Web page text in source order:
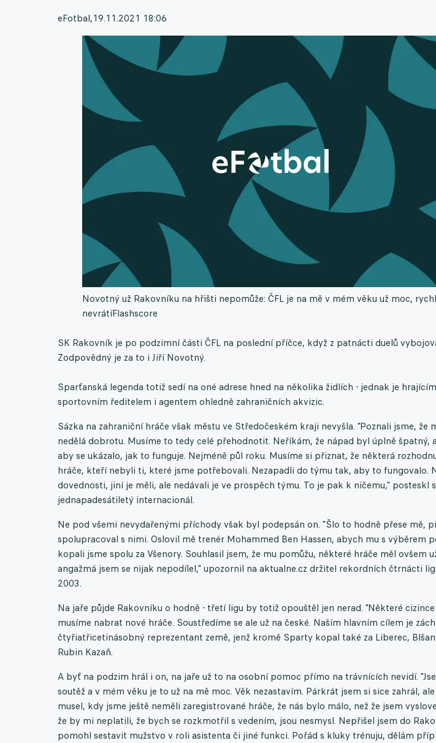
eFotbal,19.11.2021 18:06
Novotný už Rakovníku na hřišti nepomůže: ČFL je na mě v mém věku už moc,
nevrátíFlashscore
SK Rakovník je po podzimní části ČFL na poslední příčce, když z patnácti duelů
Zodpovědný je za to i Jiří Novotný.
Sparťanská legenda totiž sedí na oné adrese hned na několika židlích - jednak je
sportovním ředitelem i agentem ohledně zahraničních akvizic.
Sázka na zahraniční hráče však městu ve Středočeském kraji nevyšla. "Poznali jsme, že
nedělá dobrotu. Musíme to tedy celé přehodnotit. Neříkám, že nápad byl úplně špatný,
aby se ukázalo, jak to funguje. Nejméně půl roku. Musíme si přiznat, že některá
hráče, kteří nebyli ti, které jsme potřebovali. Nezapadli do týmu tak, aby to fungovalo.
dovednosti, jiní je měli, ale nedávali je ve prospěch týmu. To je pak k ničemu," posteskl
jednapadesátiletý internacionál.
Ne pod všemi nevydařenými příchody však byl podepsán on. "Šlo to hodně přese mě,
spolupracoval s nimi. Oslovil mě trenér Mohammed Ben Hassen, abych mu s výběrem
kopali jsme spolu za Všenory. Souhlasil jsem, že mu pomůžu, některé hráče měl ovšem
angažmá jsem se nijak nepodílel," upozornil na aktualne.cz držitel rekordních čtrnácti
2003.
Na jaře půjde Rakovníku o hodně - třetí ligu by totiž opouštěl jen nerad. "Některé
musíme nabrat nové hráče. Soustředíme se ale už na české. Naším hlavním cílem je
čtyřiatřicetinásobný reprezentant země, jenž kromě Sparty kopal také za Liberec,
Rubin Kazaň.
A byť na podzim hrál i on, na jaře už to na osobní pomoc přímo na trávnících nevidí.
soutěž a v mém věku je to už na mě moc. Věk nezastavím. Párkrát jsem si sice zahrál,
musel, kdy jsme ještě neměli zaregistrované hráče, že nás bylo málo, než že jsem
že by mi neplatili, že bych se rozkmotřil s vedením, jsou nesmysl. Nepřišel jsem do
pomohl sestavit mužstvo v roli asistenta či jiné funkci. Pořád s kluky trénuju, dělám